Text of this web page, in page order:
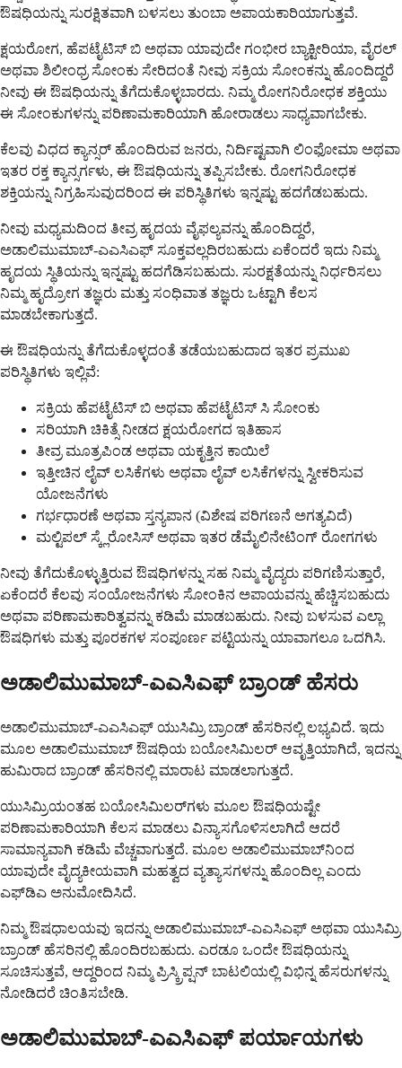
ಔಷಧಿಯನ್ನು ಸುರಕ್ಷಿತವಾಗಿ ಬಳಸಲು ತುಂಬಾ ಅಪಾಯಕಾರಿಯಾಗುತ್ತವೆ.
ಕ್ಷಯರೋಗ, ಹೆಪಟೈಟಿಸ್ ಬಿ ಅಥವಾ ಯಾವುದೇ ಗಂಭೀರ ಬ್ಯಾಕ್ಟೀರಿಯಾ, ವೈರಲ್
ಅಥವಾ ಶಿಲೀಂಧ್ರ ಸೋಂಕು ಸೇರಿದಂತೆ ನೀವು ಸಕ್ರಿಯ ಸೋಂಕನ್ನು ಹೊಂದಿದ್ದರೆ
ನೀವು ಈ ಔಷಧಿಯನ್ನು ತೆಗೆದುಕೊಳ್ಳಬಾರದು. ನಿಮ್ಮ ರೋಗನಿರೋಧಕ ಶಕ್ತಿಯು
ಈ ಸೋಂಕುಗಳನ್ನು ಪರಿಣಾಮಕಾರಿಯಾಗಿ ಹೋರಾಡಲು ಸಾಧ್ಯವಾಗಬೇಕು.
ಕೆಲವು ವಿಧದ ಕ್ಯಾನ್ಸರ್ ಹೊಂದಿರುವ ಜನರು, ನಿರ್ದಿಷ್ಟವಾಗಿ ಲಿಂಫೋಮಾ ಅಥವಾ
ಇತರ ರಕ್ತ ಕ್ಯಾನ್ಸರ್ಗಳು, ಈ ಔಷಧಿಯನ್ನು ತಪ್ಪಿಸಬೇಕು. ರೋಗನಿರೋಧಕ
ಶಕ್ತಿಯನ್ನು ನಿಗ್ರಹಿಸುವುದರಿಂದ ಈ ಪರಿಸ್ಥಿತಿಗಳು ಇನ್ನಷ್ಟು ಹದಗೆಡಬಹುದು.
ನೀವು ಮಧ್ಯಮದಿಂದ ತೀವ್ರ ಹೃದಯ ವೈಫಲ್ಯವನ್ನು ಹೊಂದಿದ್ದರೆ,
ಅಡಾಲಿಮುಮಾಬ್-ಎಎಸಿಎಫ್ ಸೂಕ್ತವಲ್ಲದಿರಬಹುದು ಏಕೆಂದರೆ ಇದು ನಿಮ್ಮ
ಹೃದಯ ಸ್ಥಿತಿಯನ್ನು ಇನ್ನಷ್ಟು ಹದಗೆಡಿಸಬಹುದು. ಸುರಕ್ಷತೆಯನ್ನು ನಿರ್ಧರಿಸಲು
ನಿಮ್ಮ ಹೃದ್ರೋಗ ತಜ್ಞರು ಮತ್ತು ಸಂಧಿವಾತ ತಜ್ಞರು ಒಟ್ಟಾಗಿ ಕೆಲಸ
ಮಾಡಬೇಕಾಗುತ್ತದೆ.
ಈ ಔಷಧಿಯನ್ನು ತೆಗೆದುಕೊಳ್ಳದಂತೆ ತಡೆಯಬಹುದಾದ ಇತರ ಪ್ರಮುಖ
ಪರಿಸ್ಥಿತಿಗಳು ಇಲ್ಲಿವೆ:
ಸಕ್ರಿಯ ಹೆಪಟೈಟಿಸ್ ಬಿ ಅಥವಾ ಹೆಪಟೈಟಿಸ್ ಸಿ ಸೋಂಕು
ಸರಿಯಾಗಿ ಚಿಕಿತ್ಸೆ ನೀಡದ ಕ್ಷಯರೋಗದ ಇತಿಹಾಸ
ತೀವ್ರ ಮೂತ್ರಪಿಂಡ ಅಥವಾ ಯಕೃತ್ತಿನ ಕಾಯಿಲೆ
ಇತ್ತೀಚಿನ ಲೈವ್ ಲಸಿಕೆಗಳು ಅಥವಾ ಲೈವ್ ಲಸಿಕೆಗಳನ್ನು ಸ್ವೀಕರಿಸುವ
ಯೋಜನೆಗಳು
ಗರ್ಭಧಾರಣೆ ಅಥವಾ ಸ್ತನ್ಯಪಾನ (ವಿಶೇಷ ಪರಿಗಣನೆ ಅಗತ್ಯವಿದೆ)
ಮಲ್ಟಿಪಲ್ ಸ್ಕ್ಲೆರೋಸಿಸ್ ಅಥವಾ ಇತರ ಡೆಮೈಲಿನೇಟಿಂಗ್ ರೋಗಗಳು
ನೀವು ತೆಗೆದುಕೊಳ್ಳುತ್ತಿರುವ ಔಷಧಿಗಳನ್ನು ಸಹ ನಿಮ್ಮ ವೈದ್ಯರು ಪರಿಗಣಿಸುತ್ತಾರೆ,
ಏಕೆಂದರೆ ಕೆಲವು ಸಂಯೋಜನೆಗಳು ಸೋಂಕಿನ ಅಪಾಯವನ್ನು ಹೆಚ್ಚಿಸಬಹುದು
ಅಥವಾ ಪರಿಣಾಮಕಾರಿತ್ವವನ್ನು ಕಡಿಮೆ ಮಾಡಬಹುದು. ನೀವು ಬಳಸುವ ಎಲ್ಲಾ
ಔಷಧಿಗಳು ಮತ್ತು ಪೂರಕಗಳ ಸಂಪೂರ್ಣ ಪಟ್ಟಿಯನ್ನು ಯಾವಾಗಲೂ ಒದಗಿಸಿ.
ಅಡಾಲಿಮುಮಾಬ್-ಎಎಸಿಎಫ್ ಬ್ರಾಂಡ್ ಹೆಸರು
ಅಡಾಲಿಮುಮಾಬ್-ಎಎಸಿಎಫ್ ಯುಸಿಮ್ರಿ ಬ್ರಾಂಡ್ ಹೆಸರಿನಲ್ಲಿ ಲಭ್ಯವಿದೆ. ಇದು
ಮೂಲ ಅಡಾಲಿಮುಮಾಬ್ ಔಷಧಿಯ ಬಯೋಸಿಮಿಲರ್ ಆವೃತ್ತಿಯಾಗಿದೆ, ಇದನ್ನು
ಹುಮಿರಾದ ಬ್ರಾಂಡ್ ಹೆಸರಿನಲ್ಲಿ ಮಾರಾಟ ಮಾಡಲಾಗುತ್ತದೆ.
ಯುಸಿಮ್ರಿಯಂತಹ ಬಯೋಸಿಮಿಲರ್‌ಗಳು ಮೂಲ ಔಷಧಿಯಷ್ಟೇ
ಪರಿಣಾಮಕಾರಿಯಾಗಿ ಕೆಲಸ ಮಾಡಲು ವಿನ್ಯಾಸಗೊಳಿಸಲಾಗಿದೆ ಆದರೆ
ಸಾಮಾನ್ಯವಾಗಿ ಕಡಿಮೆ ವೆಚ್ಚವಾಗುತ್ತದೆ. ಮೂಲ ಅಡಾಲಿಮುಮಾಬ್‌ನಿಂದ
ಯಾವುದೇ ವೈದ್ಯಕೀಯವಾಗಿ ಮಹತ್ವದ ವ್ಯತ್ಯಾಸಗಳನ್ನು ಹೊಂದಿಲ್ಲ ಎಂದು
ಎಫ್‌ಡಿಎ ಅನುಮೋದಿಸಿದೆ.
ನಿಮ್ಮ ಔಷಧಾಲಯವು ಇದನ್ನು ಅಡಾಲಿಮುಮಾಬ್-ಎಎಸಿಎಫ್ ಅಥವಾ ಯುಸಿಮ್ರಿ
ಬ್ರಾಂಡ್ ಹೆಸರಿನಲ್ಲಿ ಹೊಂದಿರಬಹುದು. ಎರಡೂ ಒಂದೇ ಔಷಧಿಯನ್ನು
ಸೂಚಿಸುತ್ತವೆ, ಆದ್ದರಿಂದ ನಿಮ್ಮ ಪ್ರಿಸ್ಕ್ರಿಪ್ಷನ್ ಬಾಟಲಿಯಲ್ಲಿ ವಿಭಿನ್ನ ಹೆಸರುಗಳನ್ನು
ನೋಡಿದರೆ ಚಿಂತಿಸಬೇಡಿ.
ಅಡಾಲಿಮುಮಾಬ್-ಎಎಸಿಎಫ್ ಪರ್ಯಾಯಗಳು